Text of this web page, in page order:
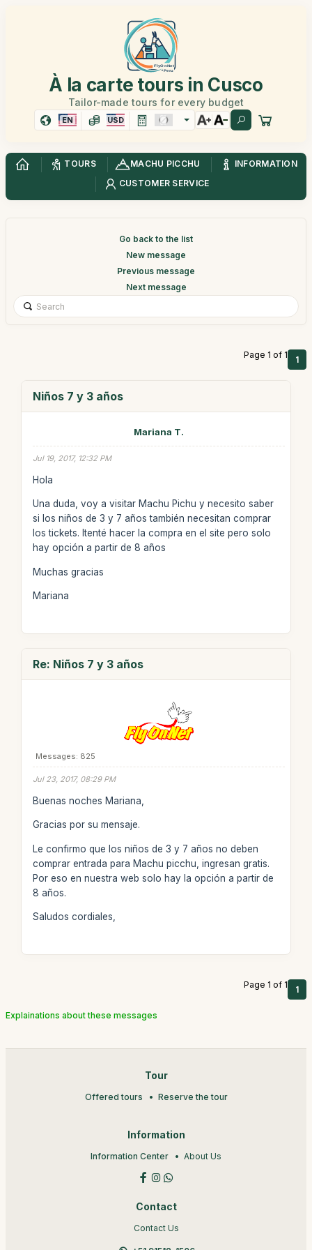
À la carte tours in Cusco
Tailor-made tours for every budget
EN USD
TOURS MACHU PICCHU
INFORMATION
CUSTOMER SERVICE
Go back to the list
New message
Previous message
Next message
Page 1 of 1 1
Niños 7 y 3 años
Mariana T.
Jul 19, 2017, 12:32 PM
Hola
Una duda, voy a visitar Machu Pichu y necesito saber
si los niños de 3 y 7 años también necesitan comprar
los tickets. Itenté hacer la compra en el site pero solo
hay opción a partir de 8 años
Muchas gracias
Mariana
Re: Niños 7 y 3 años
Messages: 825
Jul 23, 2017, 08:29 PM
Buenas noches Mariana,
Gracias por su mensaje.
Le confirmo que los niños de 3 y 7 años no deben
comprar entrada para Machu picchu, ingresan gratis.
Por eso en nuestra web solo hay la opción a partir de
8 años.
Saludos cordiales,
Page 1 of 1 1
Explainations about these messages
Tour
Offered tours Reserve the tour
Information
Information Center About Us
Contact
Contact Us